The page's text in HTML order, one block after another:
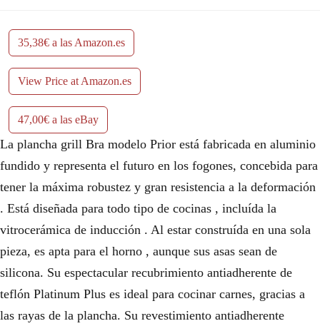
35,38€ a las Amazon.es
View Price at Amazon.es
47,00€ a las eBay
La plancha grill Bra modelo Prior está fabricada en aluminio
fundido y representa el futuro en los fogones, concebida para
tener la máxima robustez y gran resistencia a la deformación
. Está diseñada para todo tipo de cocinas , incluída la
vitrocerámica de inducción . Al estar construída en una sola
pieza, es apta para el horno , aunque sus asas sean de
silicona. Su espectacular recubrimiento antiadherente de
teflón Platinum Plus es ideal para cocinar carnes, gracias a
las rayas de la plancha. Su revestimiento antiadherente